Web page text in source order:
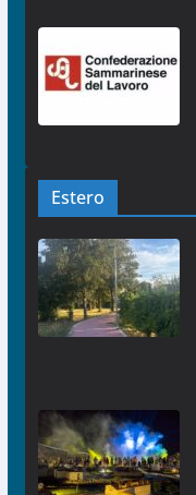
Estero